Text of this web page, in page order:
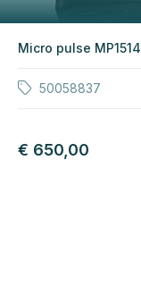
Micro pulse MP1514
50058837
€ 650,00